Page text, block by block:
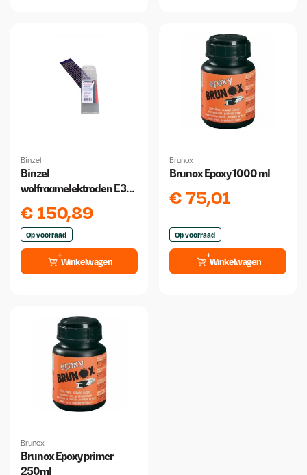
Binzel
Binzel
wolfraamelektroden E3
€150,89
Op voorraad
Winkelwagen
Brunox
Brunox Epoxy 1000 ml
€75,01
Op voorraad
Winkelwagen
Brunox
Brunox Epoxy primer
250ml